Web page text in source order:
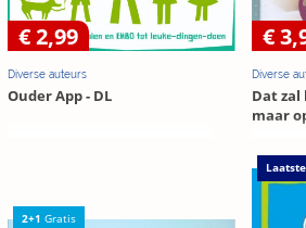
€ 2,99
Diverse auteurs
Ouder App - DL
€
Diverse
Dat
maar
2+1 Gratis
Laatste